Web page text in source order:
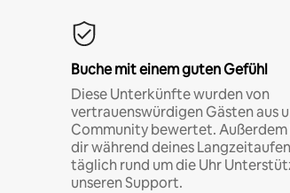
Buche mit einem guten Gefühl
Diese Unterkünfte wurden von
vertrauenswürdigen Gästen aus
Community bewertet.
dir während deines
täglich rund um die Uhr
unseren Support.